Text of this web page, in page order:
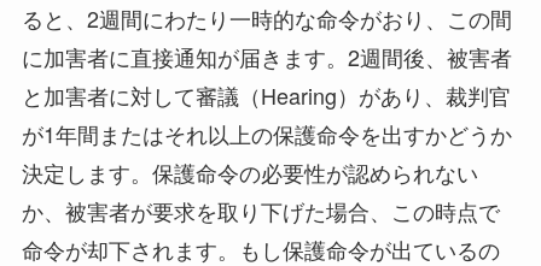
ると、2週間にわたり一時的な命令がおり、この間
に加害者に直接通知が届きます。2週間後、被害者
と加害者に対して審議（Hearing）があり、裁判官
が1年間またはそれ以上の保護命令を出すかどうか
決定します。保護命令の必要性が認められない
か、被害者が要求を取り下げた場合、この時点で
命令が却下されます。もし保護命令が出ているの